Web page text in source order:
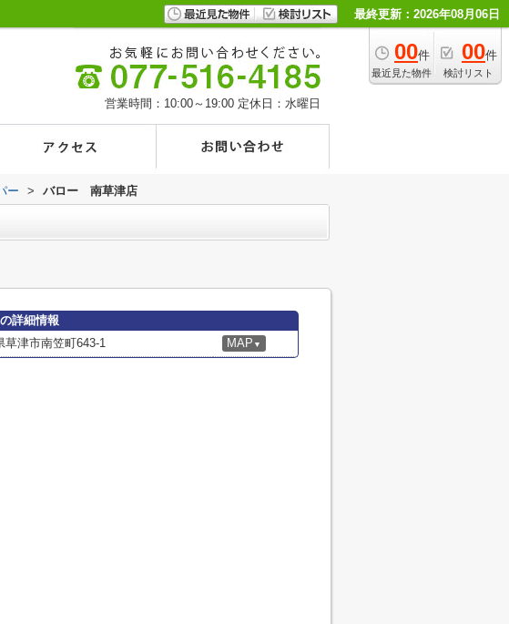
最終更新：2026年08月06日
00件
最近見た物件
00件
検討リスト
営業時間：10:00～19:00 定休日：水曜日
ー > バロー 南草津店
詳細情報
草津市南笠町643-1 MAP ▼